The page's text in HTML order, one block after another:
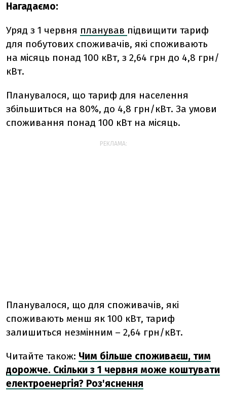
Нагадаємо:
Уряд з 1 червня планував підвищити тариф
для побутових споживачів, які споживають
на місяць понад 100 кВт, з 2,64 грн до 4,8 грн/
кВт.
Планувалося, що тариф для населення
збільшиться на 80%, до 4,8 грн/кВт. За умови
споживання понад 100 кВт на місяць.
РЕКЛАМА:
Планувалося, що для споживачів, які
споживають менш як 100 кВт, тариф
залишиться незмінним – 2,64 грн/кВт.
Читайте також: Чим більше споживаєш, тим
дорожче. Скільки з 1 червня може коштувати
електроенергія? Роз'яснення